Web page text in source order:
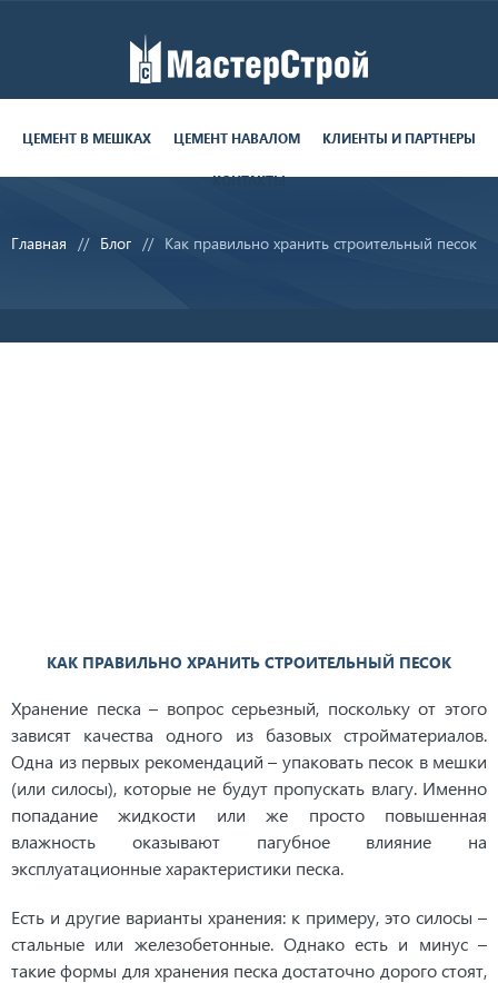
поставки круглосуточно
8 (812) 679-06-70
ЦЕМЕНТ В МЕШКАХ ЦЕМЕНТ НАВАЛОМ КЛИЕНТЫ И ПАРТНЕРЫ
КОНТАКТЫ
Главная Блог Как правильно хранить строительный песок
КАК ПРАВИЛЬНО ХРАНИТЬ СТРОИТЕЛЬНЫЙ ПЕСОК
Хранение песка – вопрос серьезный, поскольку от этого
зависят качества одного из базовых стройматериалов.
Одна из первых рекомендаций – упаковать песок в мешки
(или силосы), которые не будут пропускать влагу. Именно
попадание жидкости или же просто повышенная
влажность оказывают пагубное влияние на
эксплуатационные характеристики песка.
Есть и другие варианты хранения: к примеру, это силосы –
стальные или железобетонные. Однако есть и минус –
такие формы для хранения песка достаточно дорого стоят,